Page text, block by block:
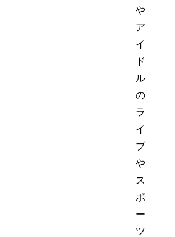
や
ア
イ
ド
ル
の
ラ
イ
ブ
や
ス
ポ
ー
ツ